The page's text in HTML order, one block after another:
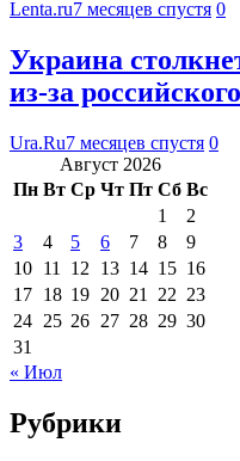
Lenta.ru7 месяцев спустя 0
Украина
из-за
Ura.Ru7 месяцев спустя 0
Август 2026
Пн Вт Ср Чт Пт Сб Вс
1
2
3
4 5 6 7 8
9
10 11 12 13 14 15 16
17 18 19 20 21 22 23
24 25 26 27 28 29 30
31
« Июл
Рубрики